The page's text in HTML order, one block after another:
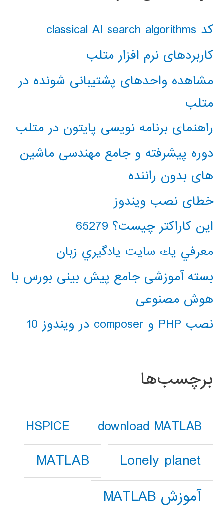
کد classical AI search algorithms
کاربردهای نرم افزار متلب
مشاهده واحدهای پشتیبانی شونده در
متلب
راهنمای برنامه نویسی پایتون در متلب
دوره پیشرفته و جامع مهندسی ماشین
های بدون راننده
خطای نصب ویندوز
این کاراکتر چیست؟ 65279
معرفي يك سايت يادگيري زبان
بسته آموزشی جامع پیش بینی بورس با
هوش مصنوعی
نصب PHP و composer در ویندوز 10
برچسب‌ها
download MATLAB
HSPICE
Lonely planet
MATLAB
آموزش MATLAB